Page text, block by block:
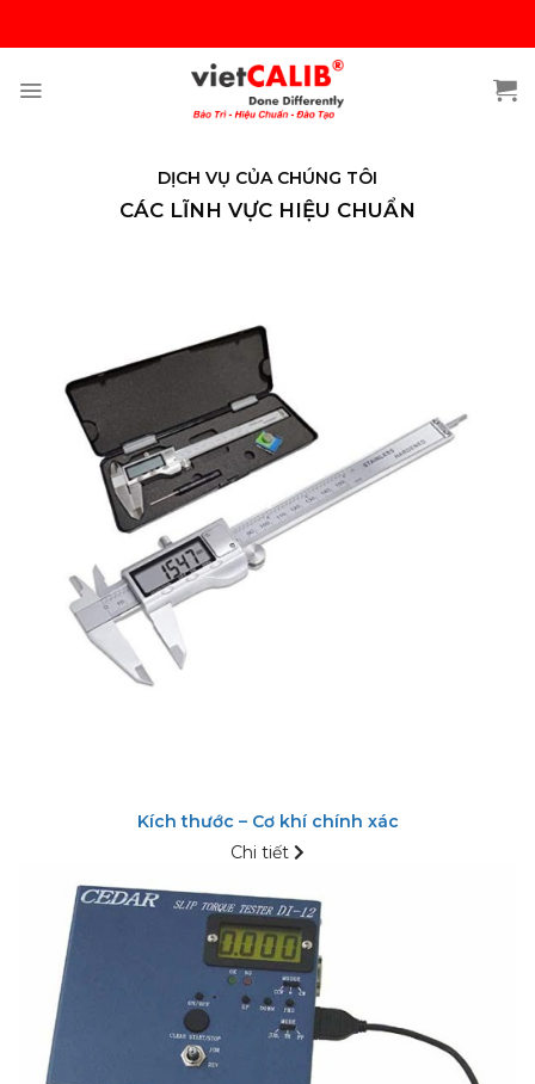
content
DỊCH VỤ CỦA CHÚNG TÔI
CÁC LĨNH VỰC HIỆU CHUẨN
Kích thước – Cơ khí chính xác
Chi tiết